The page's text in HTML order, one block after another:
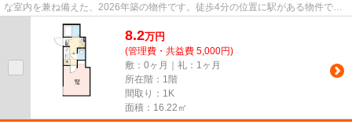
な室内を兼ね備えた、2026年築の物件です。徒歩4分の位置に駅がある物件で
8.2万円
(管理費・共益費 5,000円)
敷：0ヶ月｜礼：1ヶ月
所在階：1階
間取り：1K
面積：16.22㎡